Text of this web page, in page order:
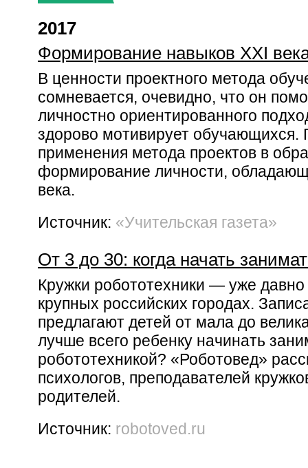
2017
Формирование навыков XXI
В ценности проектного метода
сомневается, очевидно, что он
личностно ориентированного
здорово мотивирует обучающихся.
применения метода проектов в
формирование личности,
века.
Источник: «Учительская газета»
От 3 до 30: когда начать
Кружки робототехники — уже
крупных российских городах.
предлагают детей от мала до
лучше всего ребенку начинать
робототехникой? «Роботовед»
психологов, преподавателей
родителей.
Источник: robotoved.ru